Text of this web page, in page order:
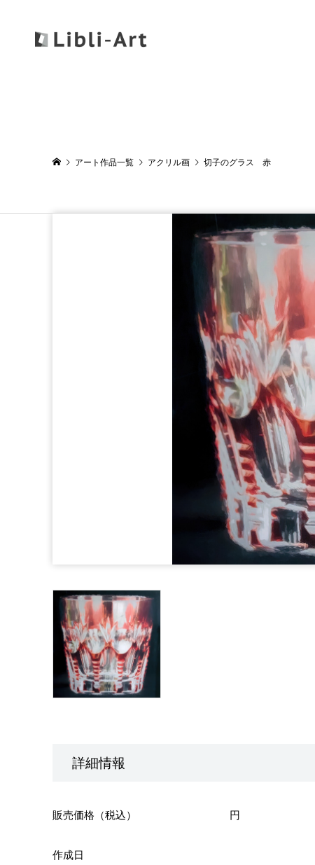
アート作品一覧 アクリル画 切子のグラス 赤
詳細情報
販売価格（税込） 円
作成日